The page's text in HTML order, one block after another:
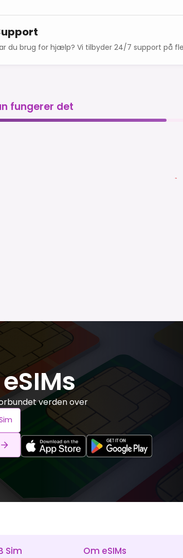
du brug for hjælp? Vi tilbyder 24/7 support på
fungerer det
verden over
Sim Om eSIMs